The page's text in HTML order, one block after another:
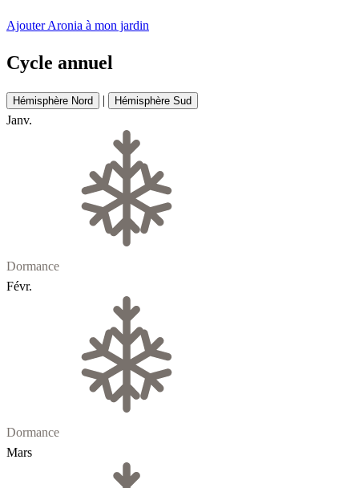
Ajouter Aronia à mon jardin
Cycle annuel
Hémisphère Nord | Hémisphère Sud
Janv.
Dormance
Févr.
Dormance
Mars